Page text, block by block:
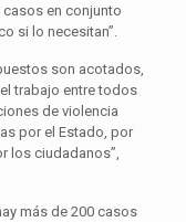
en conjunto
si lo necesitan”.
son acotados,
trabajo entre todos
de violencia
por el Estado, por
los ciudadanos”,
más de 200 casos